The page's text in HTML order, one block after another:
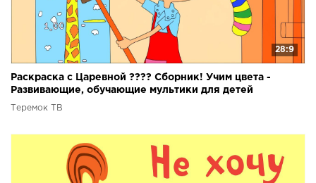
28:9
Раскраска с Царевной ???? Сборник! Учим цвета -
Развивающие, обучающие мультики для детей
Теремок ТВ